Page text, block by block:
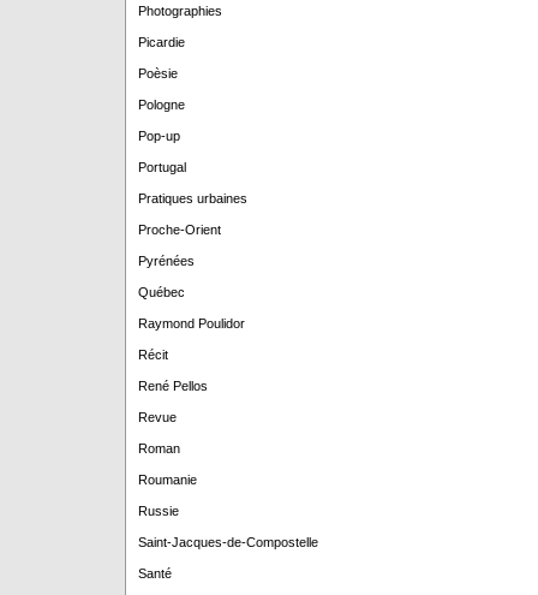
Photographies
Picardie
Poèsie
Pologne
Pop-up
Portugal
Pratiques urbaines
Proche-Orient
Pyrénées
Québec
Raymond Poulidor
Récit
René Pellos
Revue
Roman
Roumanie
Russie
Saint-Jacques-de-Compostelle
Santé